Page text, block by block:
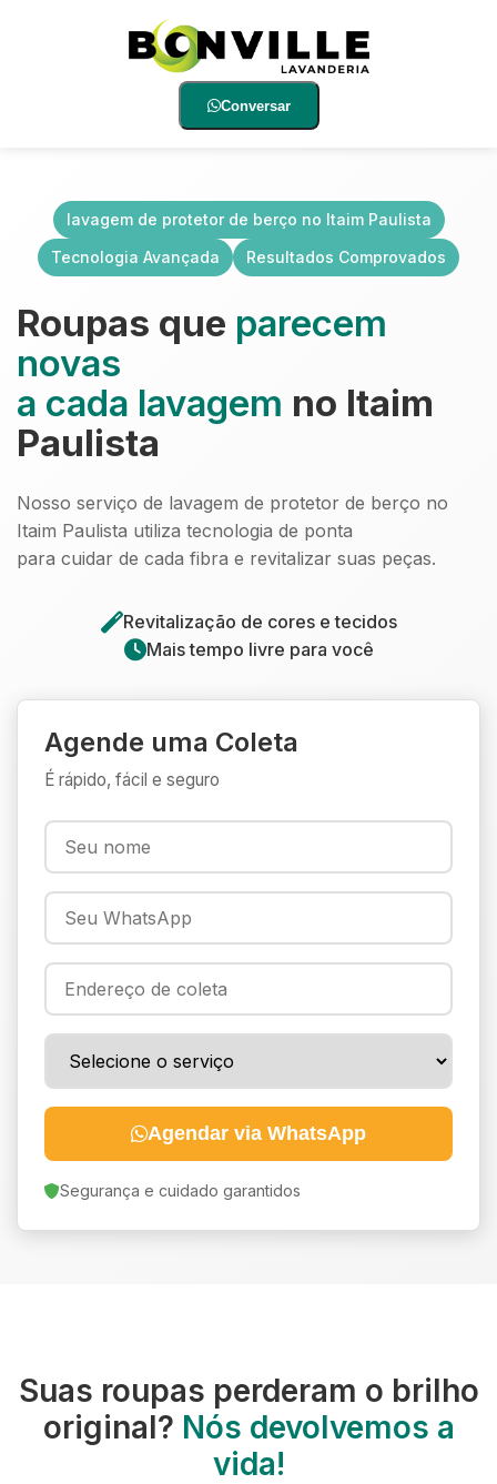
Conversar
lavagem de protetor de berço no Itaim Paulista
Tecnologia Avançada
Resultados Comprovados
Roupas que parecem
novas
a cada lavagem no Itaim
Paulista
Nosso serviço de lavagem de protetor de berço no
Itaim Paulista utiliza tecnologia de ponta
para cuidar de cada fibra e revitalizar suas peças.
Revitalização de cores e tecidos
Mais tempo livre para você
Agende uma Coleta
É rápido, fácil e seguro
Agendar via WhatsApp
Segurança e cuidado garantidos
Suas roupas perderam o brilho
original? Nós devolvemos a
vida!